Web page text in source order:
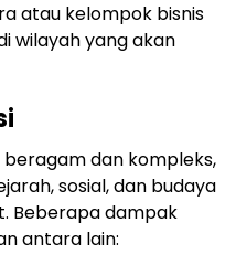
atau kelompok bisnis
wilayah yang akan
dan kompleks,
sosial, dan budaya
Beberapa dampak
antara lain: